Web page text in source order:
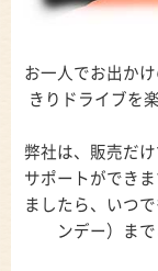
お一人でお出か
きりドライブを
弊社は、販売だ
サポートができ
ましたら、いつ
ンデー）ま